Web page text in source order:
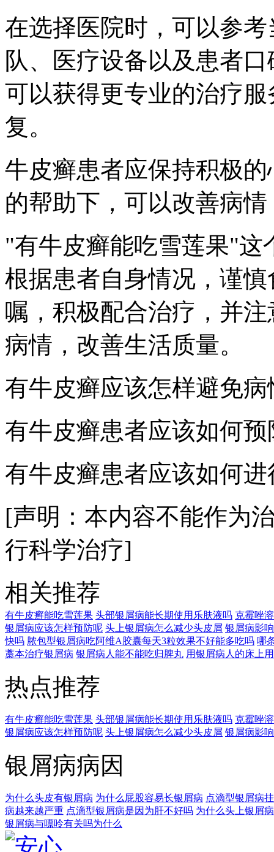
在选择医院时，可以参
队、医疗设备以及患者
可以获得更专业的治疗
复。
牛皮癣患者应保持积极
的帮助下，可以改善病
"有牛皮癣能吃雪莲果"这
根据患者自身情况，谨
嘱，积极配合治疗，并
病情，改善生活质量。
有牛皮癣应该怎样避免
有牛皮癣患者应该如何
有牛皮癣患者应该如何
[声明：本内容不能作为
行科学治疗]
相关推荐
有牛皮癣能吃雪莲果 头部银屑病能长期使用乐肤液吗 克霉唑
银屑病应该怎样预防呢 头上银屑病怎么减少头皮屑 银屑病影
快吗 脓包型银屑病吃阿维A胶囊每天3粒效果不好能多吃吗 哪
藁本治疗银屑病 银屑病人能不能吃归脾丸 用银屑病人的床上
热点推荐
有牛皮癣能吃雪莲果 头部银屑病能长期使用乐肤液吗 克霉唑
银屑病应该怎样预防呢 头上银屑病怎么减少头皮屑 银屑病影
银屑病病因
为什么头皮有银屑病 为什么屁股容易长银屑病 点滴型银屑病
病越来越严重 点滴型银屑病是因为肝不好吗 为什么头上银屑
银屑病与嘌呤有关吗为什么